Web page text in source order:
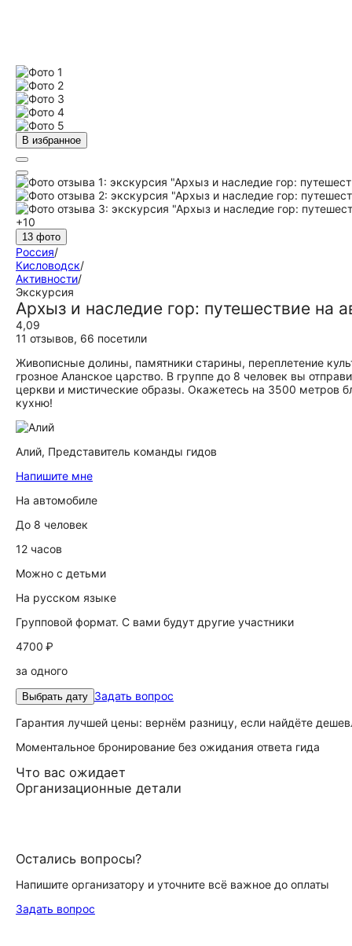
В избранное
+10
13 фото
Россия/
Кисловодск/
Активности/
Экскурсия
Архыз и наследие гор: путешествие на
4,09
11 отзывов, 66 посетили
Живописные долины, памятники старины, переплетение
грозное Аланское царство. В группе до 8 человек вы
церкви и мистические образы. Окажетесь на 3500 метров
кухню!
Алий, Представитель команды гидов
Напишите мне
На автомобиле
До 8 человек
12 часов
Можно с детьми
На русском языке
Групповой формат. С вами будут другие участники
4700 ₽
за одного
Выбрать дату Задать вопрос
Гарантия лучшей цены: вернём разницу, если найдёте
Моментальное бронирование без ожидания ответа гида
Что вас ожидает
Организационные детали
Остались вопросы?
Напишите организатору и уточните всё важное до оплаты
Задать вопрос